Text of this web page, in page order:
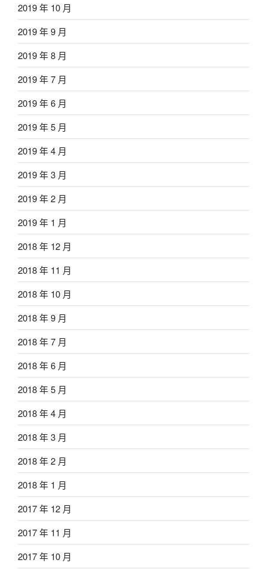
2019 年 10 月
2019 年 9 月
2019 年 8 月
2019 年 7 月
2019 年 6 月
2019 年 5 月
2019 年 4 月
2019 年 3 月
2019 年 2 月
2019 年 1 月
2018 年 12 月
2018 年 11 月
2018 年 10 月
2018 年 9 月
2018 年 7 月
2018 年 6 月
2018 年 5 月
2018 年 4 月
2018 年 3 月
2018 年 2 月
2018 年 1 月
2017 年 12 月
2017 年 11 月
2017 年 10 月